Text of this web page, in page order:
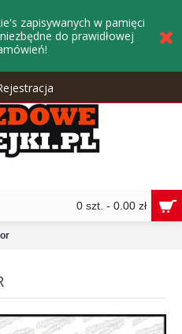
zapisywanych w pamięci
do prawidłowej
0 szt. - 0.00 zł